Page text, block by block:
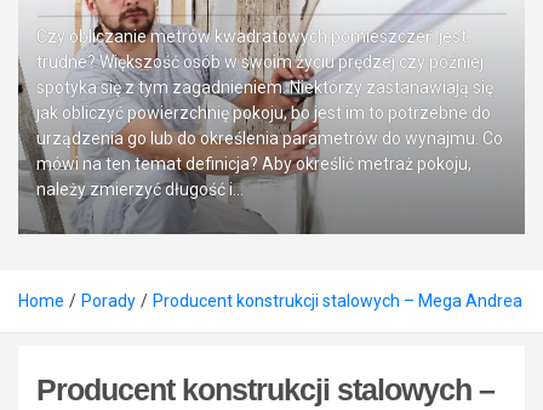
Czy obliczanie metrów kwadratowych pomieszczeń jest
trudne? Większość osób w swoim życiu prędzej czy później
spotyka się z tym zagadnieniem. Niektórzy zastanawiają się
jak obliczyć powierzchnię pokoju, bo jest im to potrzebne do
urządzenia go lub do określenia parametrów do wynajmu. Co
mówi na ten temat definicja? Aby określić metraż pokoju,
należy zmierzyć długość i…
Home Porady Producent konstrukcji stalowych – Mega Andrea
Producent konstrukcji stalowych –